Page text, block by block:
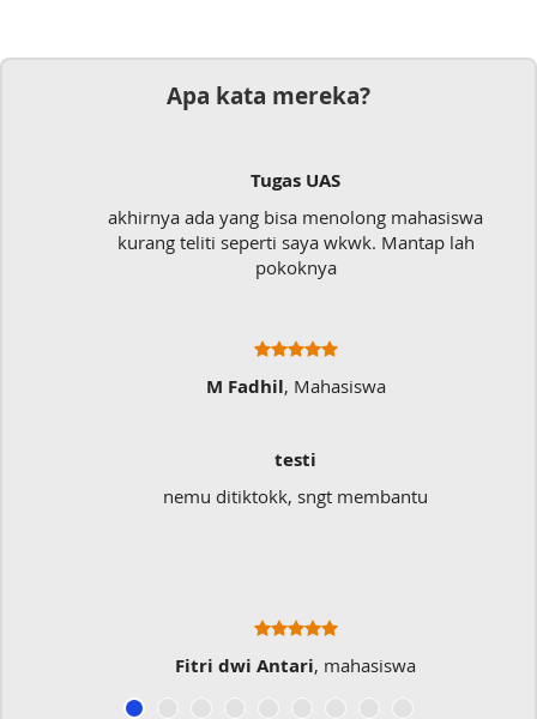
Apa kata mereka?
Tugas UAS
akhirnya ada yang bisa menolong mahasiswa
kurang teliti seperti saya wkwk. Mantap lah
pokoknya
M Fadhil, Mahasiswa
testi
nemu ditiktokk, sngt membantu
Fitri dwi Antari, mahasiswa